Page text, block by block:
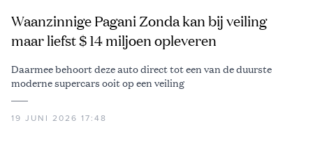
Waanzinnige Pagani Zonda kan bij veiling
maar liefst $ 14 miljoen opleveren
Daarmee behoort deze auto direct tot een van de duurste
moderne supercars ooit op een veiling
19 JUNI 2026 17:48